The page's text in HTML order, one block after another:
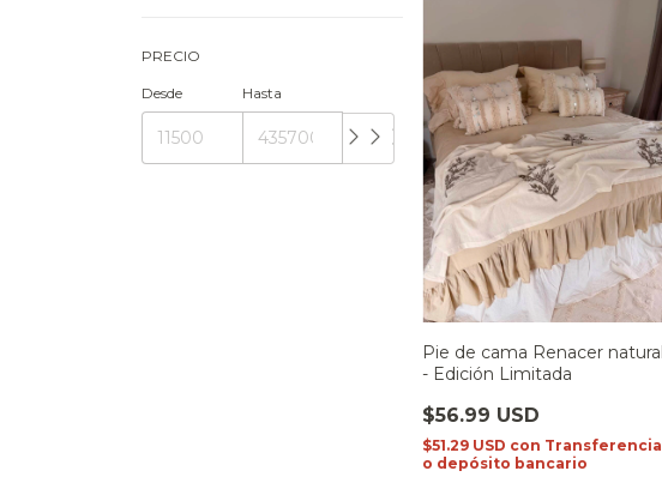
PRECIO
Desde Hasta
Pie de cama Renacer natural
- Edición Limitada
$56.99 USD
$51.29 USD con Transferencia
o depósito bancario